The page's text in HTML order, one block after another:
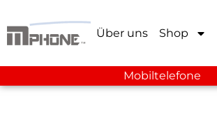
Über uns Shop
Mobiltelefone